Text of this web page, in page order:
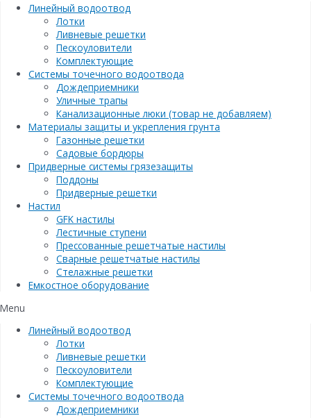
Линейный водоотвод
Лотки
Ливневые решетки
Пескоуловители
Комплектующие
Системы точечного водоотвода
Дождеприемники
Уличные трапы
Канализационные люки (товар не добавляем)
Материалы защиты и укрепления грунта
Газонные решетки
Садовые бордюры
Придверные системы грязезащиты
Поддоны
Придверные решетки
Настил
GFK настилы
Лестичные ступени
Прессованные решетчатые настилы
Сварные решетчатые настилы
Стелажные решетки
Емкостное оборудование
Menu
Линейный водоотвод
Лотки
Ливневые решетки
Пескоуловители
Комплектующие
Системы точечного водоотвода
Дождеприемники